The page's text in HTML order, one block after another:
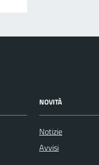
NOVITÀ
Notizie
Avvisi